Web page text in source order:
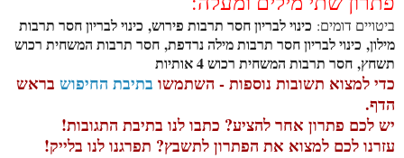
ביטויים דומים: כינוי לבריון חסר תרבות פירוש, כינוי לבריון חסר תרבות
מילון, כינוי לבריון חסר תרבות מילה נרדפת, חסר תרבות המשחית רכוש
תשחץ, חסר תרבות המשחית רכוש 4 אותיות
כדי למצוא תשובות נוספות - השתמשו בתיבת החיפוש בראש
הדף.
יש לכם פתרון אחר להציע? כתבו לנו בתיבת התגובות!
עזרנו לכם למצוא את הפתרון לתשבץ? תפרגנו לנו בלייק!